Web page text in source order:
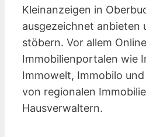
Kleinanzeigen in
ausgezeichnet anbieten
stöbern. Vor allem
Immobilienportalen wie
Immowelt, Immobilo
von regionalen
Hausverwaltern.